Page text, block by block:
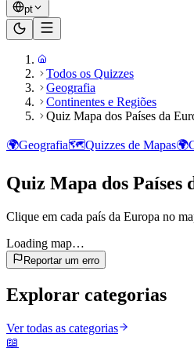
pt
Todos os Quizzes
Geografia
Continentes e Regiões
Quiz Mapa dos Países da
🌍Geografia🗺️Quizzes de Mapas🌍
Quiz Mapa dos Países
Clique em cada país da Europa no
Loading map…
Reportar um erro
Explorar categorias
Ver todas as categorias
📖